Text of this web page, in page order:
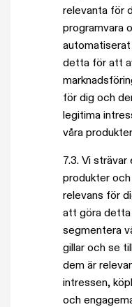
relevanta för
programvara
detta för att
för dig och
legitima
våra
7.3. Vi
produkter
relevans för
att göra detta
segmentera
gillar och se
dem är
intressen,
och